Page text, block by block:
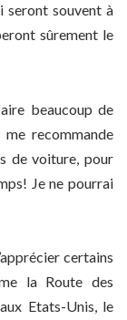
seront souvent à
sûrement le
beaucoup de
recommande
de voiture, pour
Je ne pourrai
certains
la Route des
Etats-Unis, le